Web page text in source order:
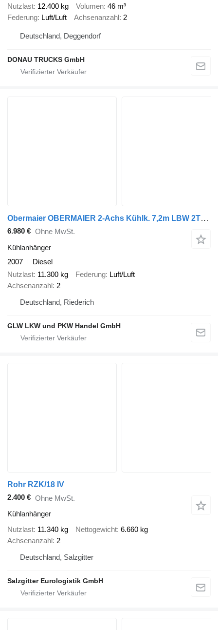
Nutzlast 12.400 kg Volumen 46 m³
Federung Luft/Luft Achsenanzahl 2
Deutschland, Deggendorf
DONAU TRUCKS GmbH
Obermaier OBERMAIER 2-Achs Kühlk. 7,2m LBW 2TO.*THERMOKING
6.980 € Ohne MwSt.
Kühlanhänger
2007
Diesel
Nutzlast 11.300 kg Federung Luft/Luft
Achsenanzahl 2
Deutschland, Riederich
GLW LKW und PKW Handel GmbH
Rohr RZK/18 IV
2.400 € Ohne MwSt.
Kühlanhänger
Nutzlast 11.340 kg Nettogewicht 6.660 kg
Achsenanzahl 2
Deutschland, Salzgitter
Salzgitter Eurologistik GmbH